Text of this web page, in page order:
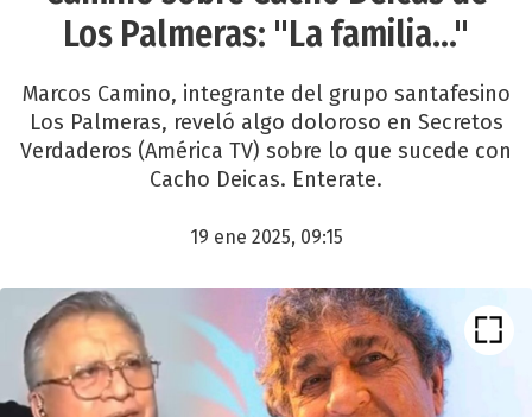
Los Palmeras: "La familia..."
Marcos Camino, integrante del grupo santafesino
Los Palmeras, reveló algo doloroso en Secretos
Verdaderos (América TV) sobre lo que sucede con
Cacho Deicas. Enterate.
19 ene 2025, 09:15